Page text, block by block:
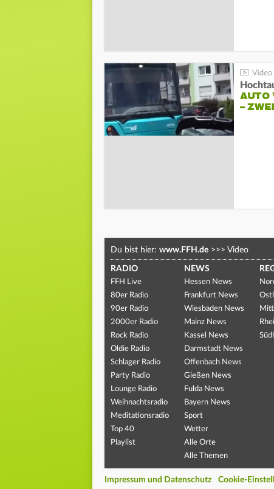
AUTO
–
Du bist hier: www.FFH.de >>> Video
RADIO
FFH Live
80er Radio
90er Radio
2000er Radio
Rock Radio
Oldie Radio
Schlager Radio
Party Radio
Lounge Radio
Weihnachtsradio
Meditationsradio
Top 40
Playlist
NEWS
Hessen News
Frankfurt News
Wiesbaden News
Mainz News
Kassel News
Darmstadt News
Offenbach News
Gießen News
Fulda News
Bayern News
Sport
Wetter
Alle Orte
Alle Themen
Impressum und Datenschutz Cookie-